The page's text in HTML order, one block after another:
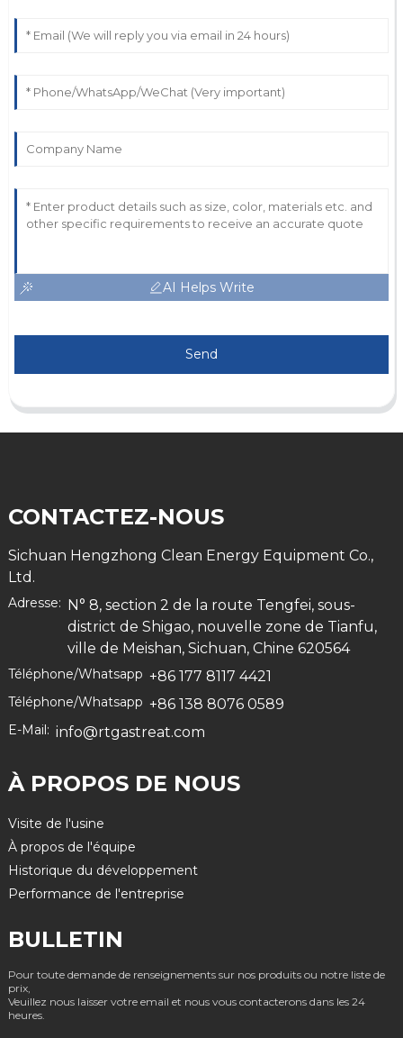
AI Helps Write
Send
CONTACTEZ-NOUS
Sichuan Hengzhong Clean Energy Equipment Co.,
Ltd.
Adresse: N° 8, section 2 de la route Tengfei, sous-
district de Shigao, nouvelle zone de Tianfu,
ville de Meishan, Sichuan, Chine 620564
Téléphone/Whatsapp +86 177 8117 4421
Téléphone/Whatsapp +86 138 8076 0589
E-Mail: info@rtgastreat.com
À PROPOS DE NOUS
Visite de l'usine
À propos de l'équipe
Historique du développement
Performance de l'entreprise
BULLETIN
Pour toute demande de renseignements sur nos produits ou notre liste de
prix,
Veuillez nous laisser votre email et nous vous contacterons dans les 24
heures.